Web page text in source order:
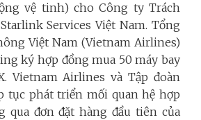
vệ tinh) cho Công ty Trách
Services Việt Nam. Tổng
Việt Nam (Vietnam Airlines)
ký hợp đồng mua 50 máy bay
Vietnam Airlines và Tập đoàn
tục phát triển mối quan hệ hợp
qua đơn đặt hàng đầu tiên của